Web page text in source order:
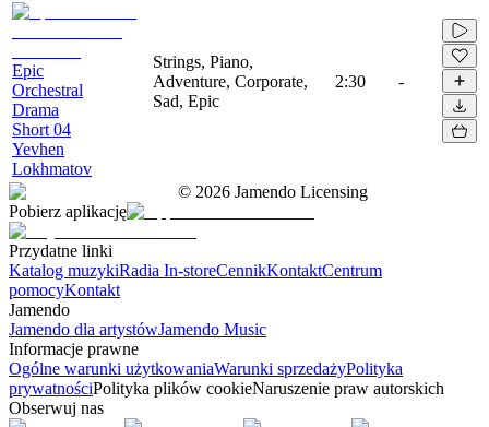
Epic
Orchestral
Drama
Short 04
Yevhen
Lokhmatov
Strings, Piano,
Adventure, Corporate,
Sad, Epic
2:30 -
© 2026 Jamendo Licensing
Pobierz aplikację
Przydatne linki
Katalog muzykiRadia In-storeCennikKontaktCentrum
pomocyKontakt
Jamendo
Jamendo dla artystówJamendo Music
Informacje prawne
Ogólne warunki użytkowaniaWarunki sprzedażyPolityka
prywatnościPolityka plików cookieNaruszenie praw autorskich
Obserwuj nas